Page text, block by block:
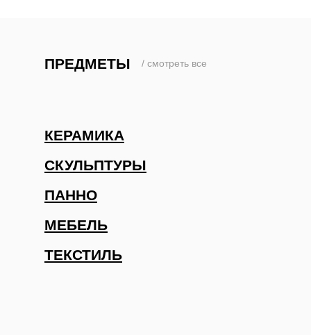
ТЕКСТИЛЬ
ПРЕДМЕТЫ
МЕБЕЛЬ
КЕРАМИКА
СКУЛЬПТУРЫ
ПАННО
/ смотреть все